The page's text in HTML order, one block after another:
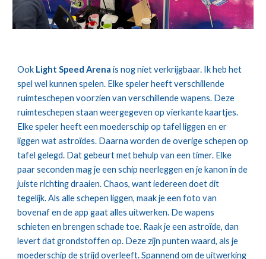
Ook Light Speed Arena is nog niet verkrijgbaar. Ik heb het
spel wel kunnen spelen. Elke speler heeft verschillende
ruimteschepen voorzien van verschillende wapens. Deze
ruimteschepen staan weergegeven op vierkante kaartjes.
Elke speler heeft een moederschip op tafel liggen en er
liggen wat astroïdes. Daarna worden de overige schepen op
tafel gelegd. Dat gebeurt met behulp van een timer. Elke
paar seconden mag je een schip neerleggen en je kanon in de
juiste richting draaien. Chaos, want iedereen doet dit
tegelijk. Als alle schepen liggen, maak je een foto van
bovenaf en de app gaat alles uitwerken. De wapens
schieten en brengen schade toe. Raak je een astroïde, dan
levert dat grondstoffen op. Deze zijn punten waard, als je
moederschip de strijd overleeft. Spannend om de uitwerking